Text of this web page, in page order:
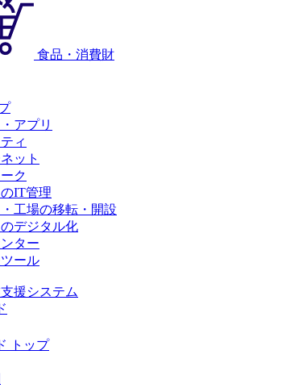
食品・消費財
アプリ
ィ
ット
ク
IT管理
工場の移転・開設
デジタル化
ター
ール
援システム
トップ